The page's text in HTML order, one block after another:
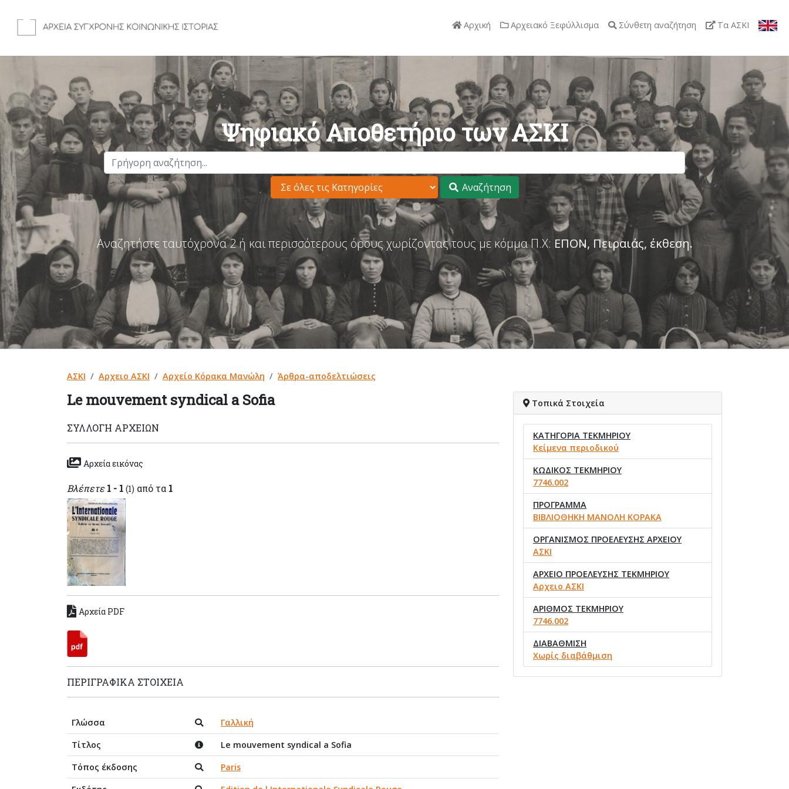
Αρχική Αρχειακό Ξεφύλλισμα Σύνθετη αναζήτηση Τα ΑΣΚΙ
Ψηφιακό Αποθετήριο των ΑΣΚΙ
Αναζήτηση
Αναζητήστε ταυτόχρονα 2 ή και περισσότερους όρους χωρίζοντας τους με κόμμα Π.Χ: ΕΠΟΝ, Πειραιάς, έκθεση.
ΑΣΚΙ Αρχειο ΑΣΚΙ Αρχείο Κόρακα Μανώλη Άρθρα-αποδελτιώσεις
Le mouvement syndical a Sofia
ΣΥΛΛΟΓΉ ΑΡΧΕΊΩΝ
Αρχεία εικόνας
Βλέπετε 1 - 1 (1) από τα 1
Αρχεία PDF
ΠΕΡΙΓΡΑΦΙΚΆ ΣΤΟΙΧΕΊΑ
Γλώσσα
Γαλλική
Τίτλος
Le mouvement syndical a Sofia
Τόπος έκδοσης
Paris
Τοπικά Στοιχεία
ΚΑΤΗΓΟΡΙΑ ΤΕΚΜΗΡΙΟΥ
Κείμενα περιοδικού
ΚΩΔΙΚΟΣ ΤΕΚΜΗΡΙΟΥ
7746.002
ΠΡΟΓΡΑΜΜΑ
ΒΙΒΛΙΟΘΗΚΗ ΜΑΝΟΛΗ ΚΟΡΑΚΑ
ΟΡΓΑΝΙΣΜΟΣ ΠΡΟΕΛΕΥΣΗΣ ΑΡΧΕΙΟΥ
ΑΣΚΙ
ΑΡΧΕΙΟ ΠΡΟΕΛΕΥΣΗΣ ΤΕΚΜΗΡΙΟΥ
Αρχειο ΑΣΚΙ
ΑΡΙΘΜΟΣ ΤΕΚΜΗΡΙΟΥ
7746.002
ΔΙΑΒΑΘΜΙΣΗ
Χωρίς διαβάθμιση